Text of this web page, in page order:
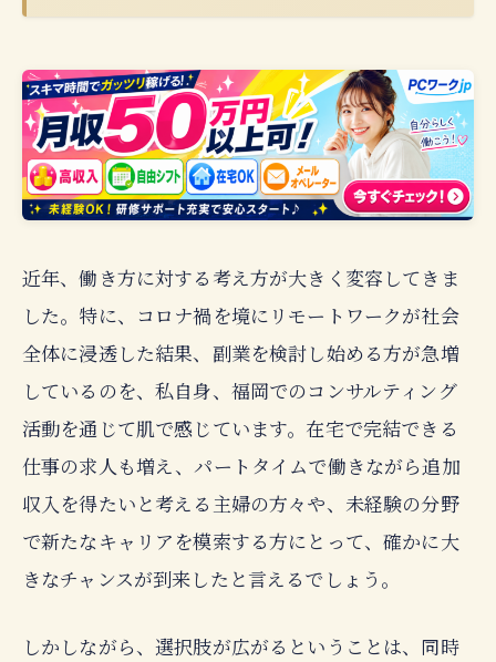
近年、働き方に対する考え方が大きく変容してきま
した。特に、コロナ禍を境にリモートワークが社会
全体に浸透した結果、副業を検討し始める方が急増
しているのを、私自身、福岡でのコンサルティング
活動を通じて肌で感じています。在宅で完結できる
仕事の求人も増え、パートタイムで働きながら追加
収入を得たいと考える主婦の方々や、未経験の分野
で新たなキャリアを模索する方にとって、確かに大
きなチャンスが到来したと言えるでしょう。
しかしながら、選択肢が広がるということは、同時